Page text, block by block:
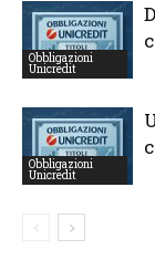
Obbligazioni
Unicredit
Obbligazioni
Unicredit